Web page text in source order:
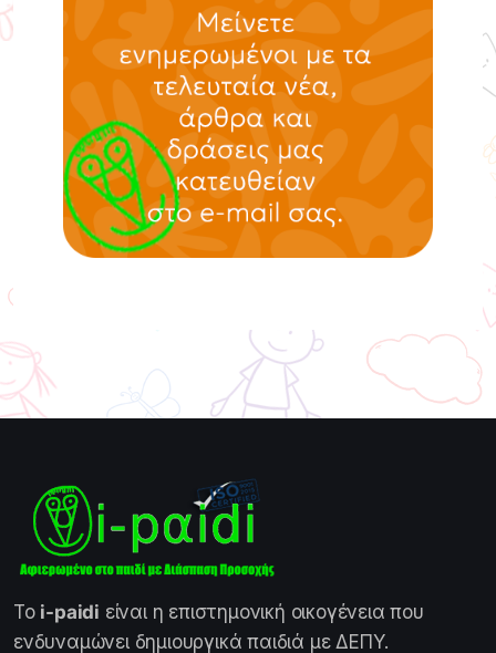
Το i-paidi είναι η επιστημονική οικογένεια που
ενδυναμώνει δημιουργικά παιδιά με ΔΕΠΥ.